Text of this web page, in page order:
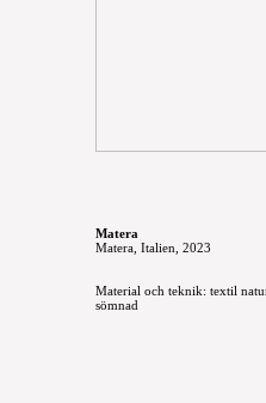
Matera
Matera, Italien, 2023
Material och teknik: textil
sömnad